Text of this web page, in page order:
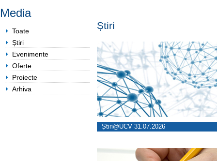
Media
Toate
Știri
Evenimente
Oferte
Proiecte
Arhiva
Știri
Știri@UCV 31.07.2026